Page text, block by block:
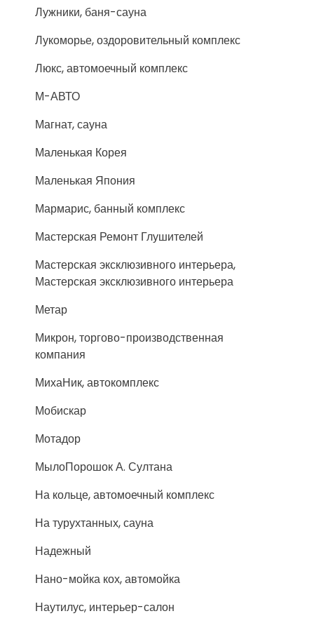
Лужники, баня-сауна
Лукоморье, оздоровительный комплекс
Люкс, автомоечный комплекс
М-АВТО
Магнат, сауна
Маленькая Корея
Маленькая Япония
Мармарис, банный комплекс
Мастерская Ремонт Глушителей
Мастерская эксклюзивного интерьера,
Мастерская эксклюзивного интерьера
Метар
Микрон, торгово-производственная
компания
МихаНик, автокомплекс
Мобискар
Мотадор
МылоПорошок А. Султана
На кольце, автомоечный комплекс
На турухтанных, сауна
Надежный
Нано-мойка кох, автомойка
Наутилус, интерьер-салон